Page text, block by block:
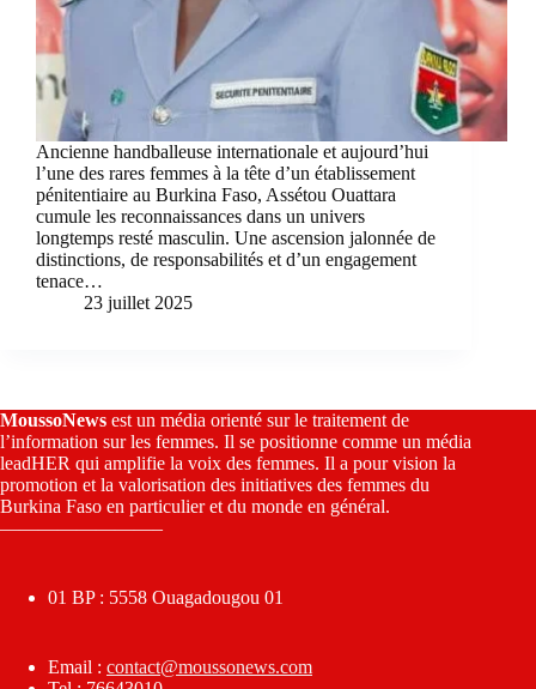
Ancienne handballeuse internationale et aujourd’hui
l’une des rares femmes à la tête d’un établissement
pénitentiaire au Burkina Faso, Assétou Ouattara
cumule les reconnaissances dans un univers
longtemps resté masculin. Une ascension jalonnée de
distinctions, de responsabilités et d’un engagement
tenace…
23 juillet 2025
MoussoNews est un média orienté sur le traitement de
l’information sur les femmes. Il se positionne comme un média
leadHER qui amplifie la voix des femmes. Il a pour vision la
promotion et la valorisation des initiatives des femmes du
Burkina Faso en particulier et du monde en général.
————————–
01 BP : 5558 Ouagadougou 01
Email : contact@moussonews.com